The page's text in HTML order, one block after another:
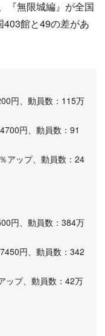
『無限城編』が全国
館と49の差があ
円、動員数：115万
円、動員数：91
アップ、動員数：24
円、動員数：384万
円、動員数：342
ップ、動員数：42万